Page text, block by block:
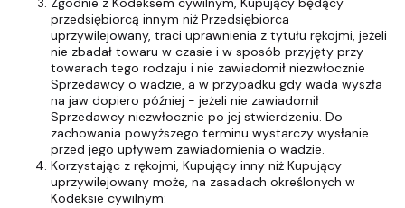
przedsiębiorcą innym niż Przedsiębiorca
uprzywilejowany, traci uprawnienia z tytułu rękojmi, jeżeli
nie zbadał towaru w czasie i w sposób przyjęty przy
towarach tego rodzaju i nie zawiadomił niezwłocznie
Sprzedawcy o wadzie, a w przypadku gdy wada wyszła
na jaw dopiero później - jeżeli nie zawiadomił
Sprzedawcy niezwłocznie po jej stwierdzeniu. Do
zachowania powyższego terminu wystarczy wysłanie
przed jego upływem zawiadomienia o wadzie.
Korzystając z rękojmi, Kupujący inny niż Kupujący
uprzywilejowany może, na zasadach określonych w
Kodeksie cywilnym: